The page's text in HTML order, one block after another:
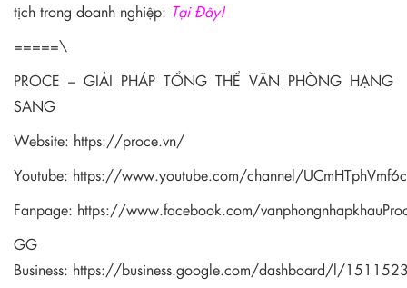
tịch trong doanh nghiệp: Tại Đây!
=====\
PROCE – GIẢI PHÁP TỔNG THỂ VĂN PHÒNG HẠNG
SANG
Website: https://proce.vn/
Youtube: https://www.youtube.com/channel/
Fanpage: https://www.facebook.com/
GG
Business: https://business.google.com/dashboard/l/